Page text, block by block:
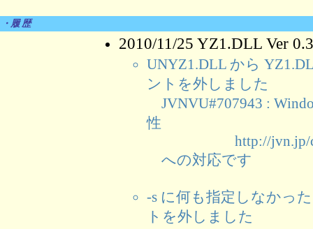
・履 歴
2010/11/25 YZ1.DLL Ver
UNYZ1.DLL から
ントを外しました
JVNVU#707943 :
性
http://jvn.jp/cert/
への対応です
-s に何も指定しなかっ
トを外しました